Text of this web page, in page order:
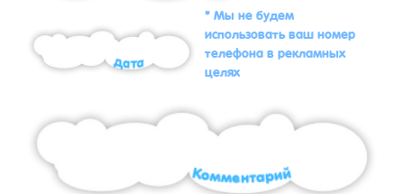
* Мы не будем
использовать ваш номер
телефона в рекламных
целях